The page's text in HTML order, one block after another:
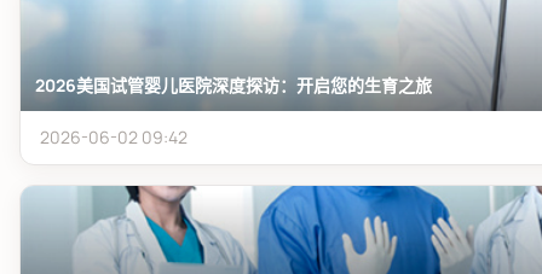
2026美国试管婴儿医院深度探访：开启您的生育之旅
2026-06-02 09:42